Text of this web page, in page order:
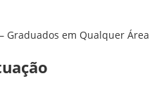
Graduados em Qualquer